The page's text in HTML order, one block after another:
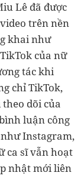
Lê đã được
trên nền
khai như
của nữ
tác khi
chỉ TikTok,
dõi của
luận công
Instagram,
ca sĩ vẫn hoạt
nhật mới liên